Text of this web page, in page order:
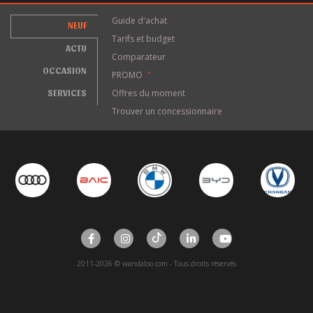
NEUF
ACTU
OCCASION
SERVICES
Guide d'achat
Tarifs et budget
Comparateur
PROMO
*
Offres du moment
Trouver un concessionnaire
2011-2026 © wandaloo.com - Tous droits réservés